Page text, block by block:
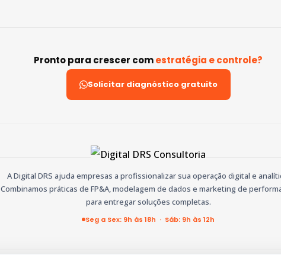
Pronto para crescer comestratégia e controle?
Solicitar diagnóstico gratuito
A Digital DRS ajuda empresas a profissionalizar sua operação digital e
Combinamos práticas de FP&A, modelagem de dados e marketing de
para entregar soluções completas.
Seg a Sex: 9h às 18h · Sáb: 9h às 12h